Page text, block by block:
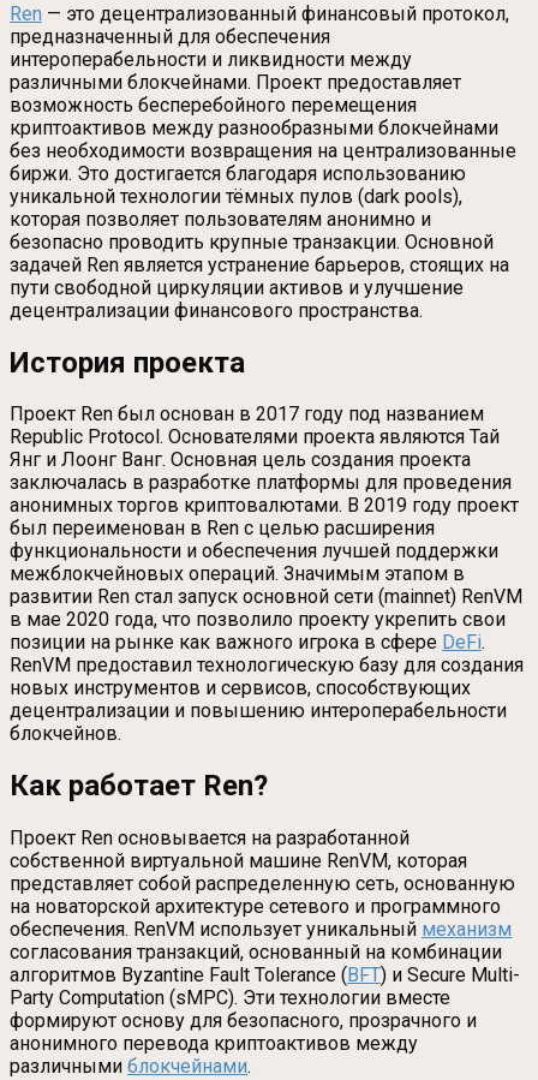
Ren — это децентрализованный финансовый протокол,
предназначенный для обеспечения
интероперабельности и ликвидности между
различными блокчейнами. Проект предоставляет
возможность бесперебойного перемещения
криптоактивов между разнообразными блокчейнами
без необходимости возвращения на централизованные
биржи. Это достигается благодаря использованию
уникальной технологии тёмных пулов (dark pools),
которая позволяет пользователям анонимно и
безопасно проводить крупные транзакции. Основной
задачей Ren является устранение барьеров, стоящих на
пути свободной циркуляции активов и улучшение
децентрализации финансового пространства.
История проекта
Проект Ren был основан в 2017 году под названием
Republic Protocol. Основателями проекта являются Тай
Янг и Лоонг Ванг. Основная цель создания проекта
заключалась в разработке платформы для проведения
анонимных торгов криптовалютами. В 2019 году проект
был переименован в Ren с целью расширения
функциональности и обеспечения лучшей поддержки
межблокчейновых операций. Значимым этапом в
развитии Ren стал запуск основной сети (mainnet) RenVM
в мае 2020 года, что позволило проекту укрепить свои
позиции на рынке как важного игрока в сфере DeFi.
RenVM предоставил технологическую базу для создания
новых инструментов и сервисов, способствующих
децентрализации и повышению интероперабельности
блокчейнов.
Как работает Ren?
Проект Ren основывается на разработанной
собственной виртуальной машине RenVM, которая
представляет собой распределенную сеть, основанную
на новаторской архитектуре сетевого и программного
обеспечения. RenVM использует уникальный механизм
согласования транзакций, основанный на комбинации
алгоритмов Byzantine Fault Tolerance ( BFT) и Secure Multi-
Party Computation (sMPC). Эти технологии вместе
формируют основу для безопасного, прозрачного и
анонимного перевода криптоактивов между
различными блокчейнами.